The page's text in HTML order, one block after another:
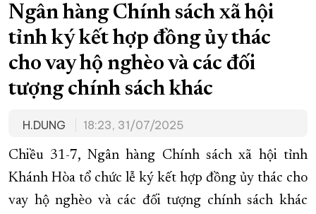
THẾ GIỚI MULTIMEDIA VIDEO ĐỌC BÁO ONLINE
PODCAST THÔNG TIN - QUẢNG CÁO
QUY HOẠCH TỈNH KHÁNH HÒA
TRƯỜNG SA BIỂN ĐẢO QUÊ HƯƠNG
CHUNG TAY CẢI CÁCH HÀNH CHÍNH
XÂY DỰNG NÔNG THÔN MỚI LỊCH CẮT ĐIỆN
TÀU - XE - MÁY BAY
KỶ NIỆM 370 NĂM XÂY DỰNG VÀ PHÁT TRIỂN TỈNH KHÁNH HÒA
KHOẢNH KHẮC ĐẸP XỨ TRẦM
Ngân hàng Chính sách xã hội
tỉnh ký kết hợp đồng ủy thác
cho vay hộ nghèo và các đối
tượng chính sách khác
H.DUNG 18:23, 31/07/2025
Chiều 31-7, Ngân hàng Chính sách xã hội tỉnh
Khánh Hòa tổ chức lễ ký kết hợp đồng ủy thác cho
vay hộ nghèo và các đối tượng chính sách khác